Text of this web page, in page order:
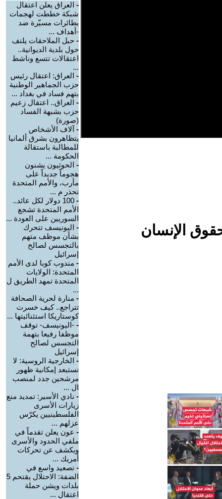
الإنسان
- العراق يعلن اعتقال
شبكة خططت لهجمات
بطائرات مسيّرة ضد
-أهداف ...
- حبل الملاحقات يلتف
حول بلدية الديوانية..
اعتقالات تتسع وناشط
...
- العراق: اعتقال رئيس
حزب الجماهير الوطنية
بتهم فساد في بغداد ...
- العراق.. اعتقال زعيم
حزب بشبهة الفساد
(صورة)
- آلاف الأشخاص
يتظاهرون بشرق ألمانيا
للمطالبة باستقالة
الحكومة ...
- الحوثيون يشنون
هجوماً جديداً على
مأرب، والأمم المتحدة
تحذر م ...
-
100 دولار لكل عائد..
الأمم المتحدة تشجع
السوريين على العودة ...
- اليونيسف تتحرك
بشأن موظف متهم
بالتجسس لصالح
إسرائيل
- مندوب كوبا لدى الأمم
المتحدة: الولايات
المتحدة تمهد الطريق ل
...
- منارة لحرية الصحافة
تتراجع.. كيف خسرت
كوستاريكا استثنائيتها ...
- -اليونيسف- توقف
موظفا رفيعا بتهمة
التجسس لصالح
إسرائيل
- الخارجية الروسية: لا
نستبعد إمكانية ظهور
مرشحين جدد لمنصب
ال ...
- نادي الأسير: تمديد منع
زيارات الأسرى
الفلسطينيين يكرّس
عزلهم ...
- عون يعلن تقدماً في
ملفي الحدود والأسرى
ويكشف عن تحركات
أمريك ...
- تصعيد واسع في
الضفة: الاحتلال يقتحم 5
بلدات ويشن حملة
اعتقال ...